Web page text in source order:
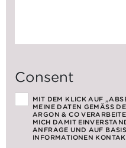
Consent
MIT DEM KLICK AUF
MEINE DATEN GEMÄSS
RGON & CO
ICH DAMIT
NFRAGE UND AUF BASIS
NFORMATIONEN